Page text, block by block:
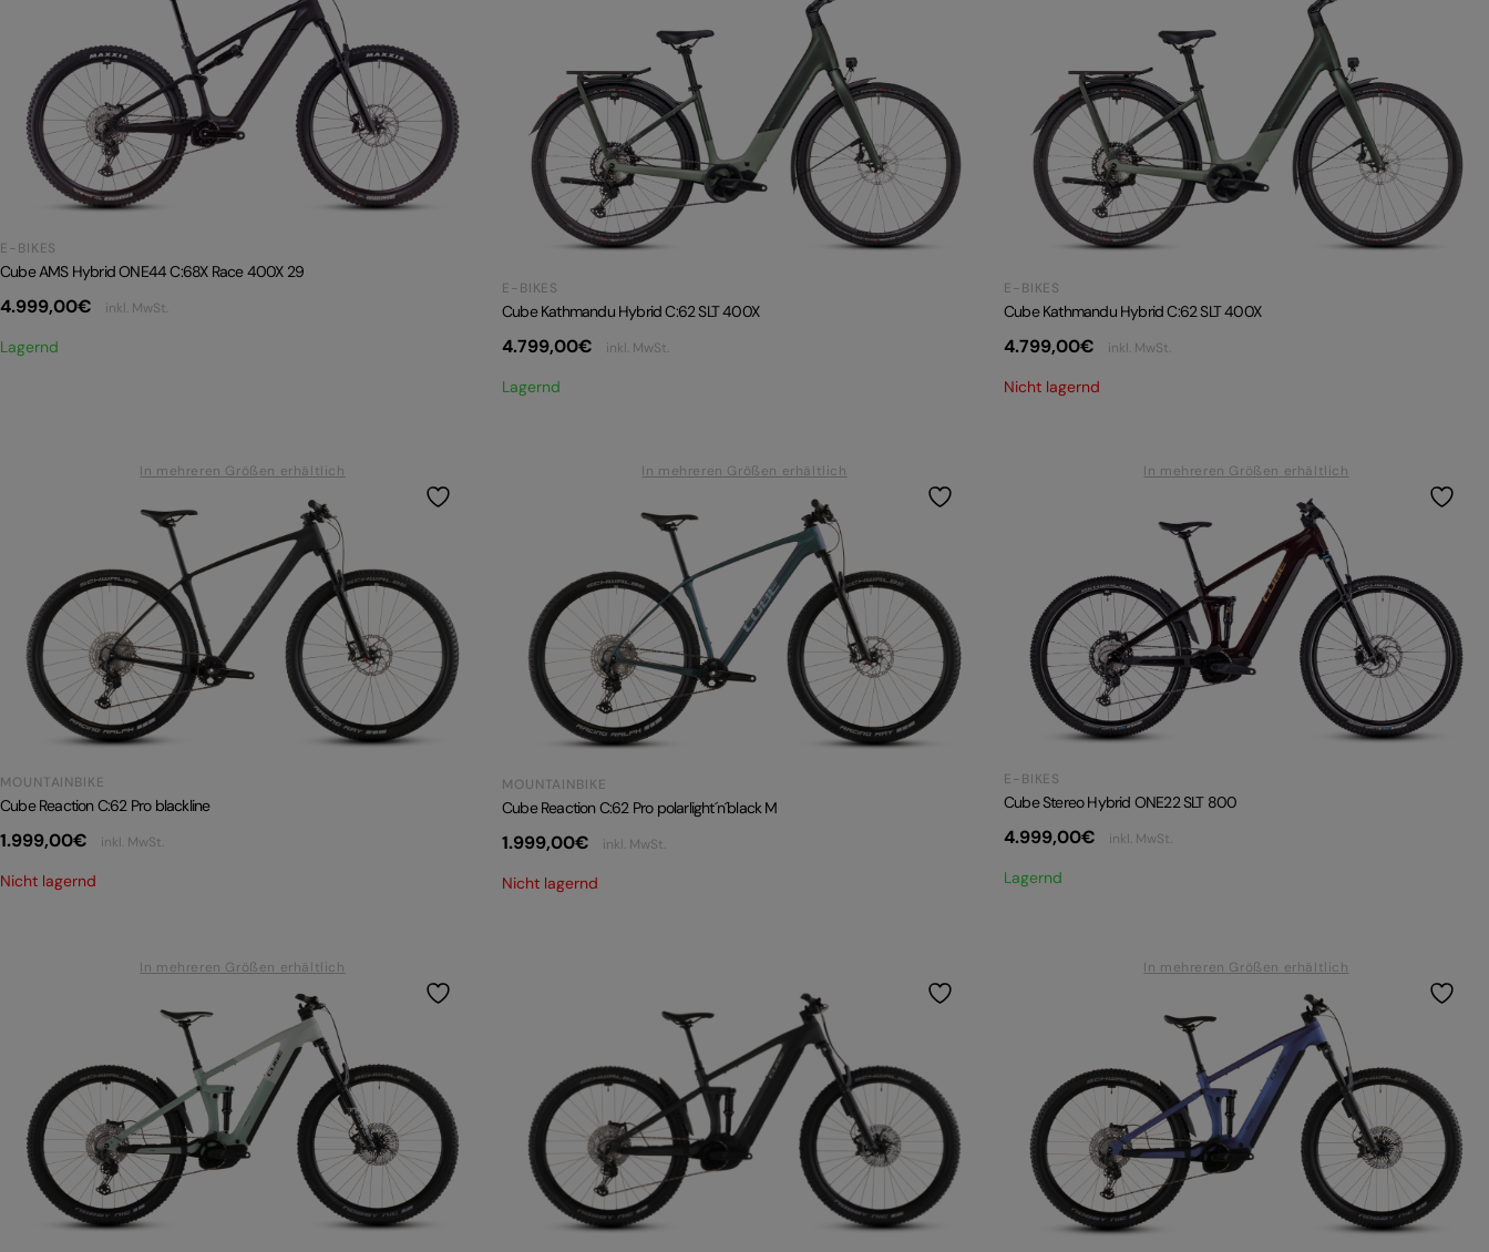
E-BIKES
Cube AMS Hybrid ONE44 C:68X Race 400X 29
4.999,00€ inkl. MwSt.
Lagernd
E-BIKES
Cube Kathmandu Hybrid C:62 SLT 400X
4.799,00€ inkl. MwSt.
Lagernd
E-BIKES
Cube Kathmandu Hybrid C:62 SLT 400X
4.799,00€ inkl. MwSt.
Nicht lagernd
In mehreren Größen erhältlich
MOUNTAINBIKE
Cube Reaction C:62 Pro blackline
1.999,00€ inkl. MwSt.
Nicht lagernd
In mehreren Größen erhältlich
MOUNTAINBIKE
Cube Reaction C:62 Pro polarlight´n´black M
1.999,00€ inkl. MwSt.
Nicht lagernd
In mehreren Größen erhältlich
E-BIKES
Cube Stereo Hybrid ONE22 SLT 800
4.999,00€ inkl. MwSt.
Lagernd
In mehreren Größen erhältlich In mehreren Größen erhältlich